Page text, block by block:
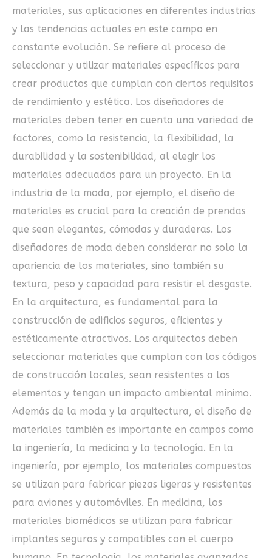
materiales, sus aplicaciones en diferentes industrias
y las tendencias actuales en este campo en
constante evolución. Se refiere al proceso de
seleccionar y utilizar materiales específicos para
crear productos que cumplan con ciertos requisitos
de rendimiento y estética. Los diseñadores de
materiales deben tener en cuenta una variedad de
factores, como la resistencia, la flexibilidad, la
durabilidad y la sostenibilidad, al elegir los
materiales adecuados para un proyecto. En la
industria de la moda, por ejemplo, el diseño de
materiales es crucial para la creación de prendas
que sean elegantes, cómodas y duraderas. Los
diseñadores de moda deben considerar no solo la
apariencia de los materiales, sino también su
textura, peso y capacidad para resistir el desgaste.
En la arquitectura, es fundamental para la
construcción de edificios seguros, eficientes y
estéticamente atractivos. Los arquitectos deben
seleccionar materiales que cumplan con los códigos
de construcción locales, sean resistentes a los
elementos y tengan un impacto ambiental mínimo.
Además de la moda y la arquitectura, el diseño de
materiales también es importante en campos como
la ingeniería, la medicina y la tecnología. En la
ingeniería, por ejemplo, los materiales compuestos
se utilizan para fabricar piezas ligeras y resistentes
para aviones y automóviles. En medicina, los
materiales biomédicos se utilizan para fabricar
implantes seguros y compatibles con el cuerpo